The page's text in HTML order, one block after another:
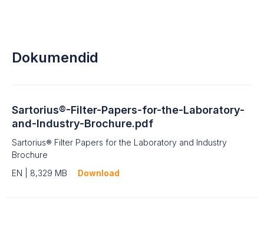
Dokumendid
Sartorius®-Filter-Papers-for-the-Laboratory-
and-Industry-Brochure.pdf
Sartorius® Filter Papers for the Laboratory and Industry
Brochure
EN | 8,329 MB
Download